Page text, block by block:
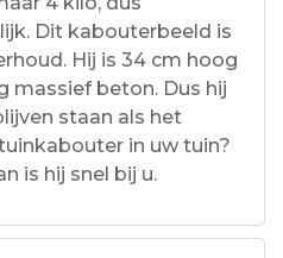
Dit kabouterbeeld is
Hij is 34 cm hoog
massief beton. Dus hij
staan als het
in uw tuin?
is hij snel bij u.